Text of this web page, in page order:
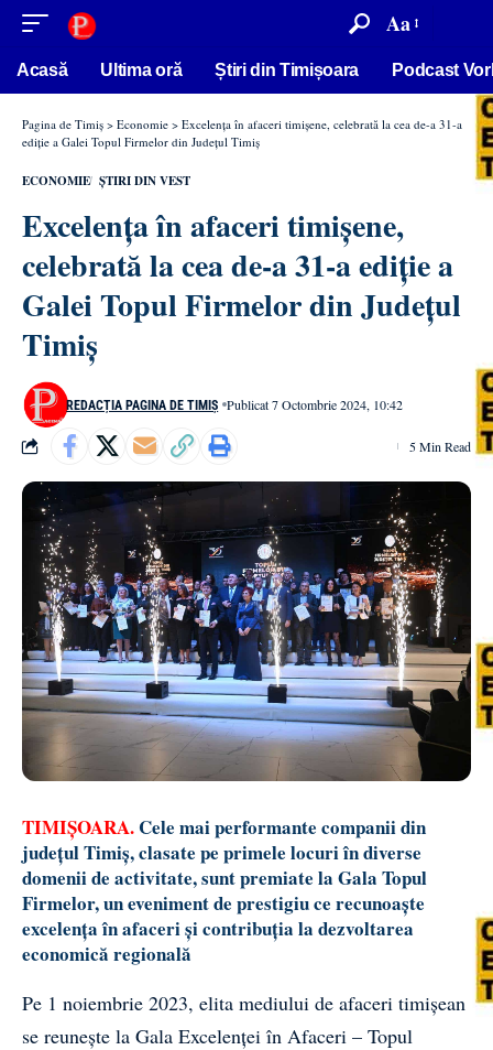
conținut Aa
Acasă Ultima oră Știri din Timișoara Podcast
Pagina de Timiș > Economie > Excelența în afaceri timișene, celebrată la cea de-a 31-a
ediție a Galei Topul Firmelor din Județul Timiș
ECONOMIE ȘTIRI DIN VEST
Excelența în afaceri timișene,
celebrată la cea de-a 31-a ediție a
Galei Topul Firmelor din Județul
Timiș
REDACȚIA PAGINA DE TIMIȘ Publicat 7 Octombrie 2024, 10:42
5 Min Read
TIMIȘOARA.Cele mai performante companii din
județul Timiș, clasate pe primele locuri în diverse
domenii de activitate, sunt premiate la Gala Topul
Firmelor, un eveniment de prestigiu ce recunoaște
excelența în afaceri și contribuția la dezvoltarea
economică regională
Pe 1 noiembrie 2023, elita mediului de afaceri timișean
se reunește la Gala Excelenței în Afaceri – Topul